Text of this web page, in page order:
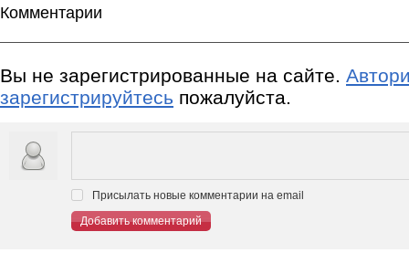
Комментарии
Вы не зарегистрированные на сайте.
зарегистрируйтесь пожалуйста.
Присылать новые комментарии на email
Добавить комментарий